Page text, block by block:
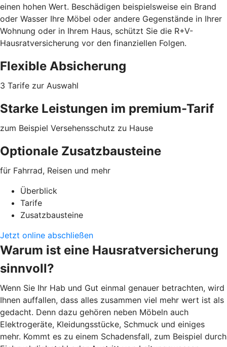
einen hohen Wert. Beschädigen beispielsweise ein Brand
oder Wasser Ihre Möbel oder andere Gegenstände in Ihrer
Wohnung oder in Ihrem Haus, schützt Sie die R+V-
Hausratversicherung vor den finanziellen Folgen.
Flexible Absicherung
3 Tarife zur Auswahl
Starke Leistungen im premium-Tarif
zum Beispiel Versehensschutz zu Hause
Optionale Zusatzbausteine
für Fahrrad, Reisen und mehr
Überblick
Tarife
Zusatzbausteine
Jetzt online abschließen
Warum ist eine Hausratversicherung
sinnvoll?
Wenn Sie Ihr Hab und Gut einmal genauer betrachten, wird
Ihnen auffallen, dass alles zusammen viel mehr wert ist als
gedacht. Denn dazu gehören neben Möbeln auch
Elektrogeräte, Kleidungsstücke, Schmuck und einiges
mehr. Kommt es zu einem Schadensfall, zum Beispiel durch